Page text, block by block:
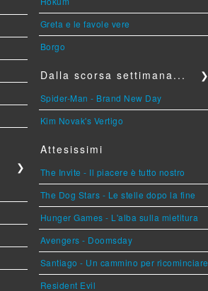
❯
Greta e le favole vere
Borgo
Dalla scorsa settimana... ❯
Spider-Man - Brand New Day
Kim Novak's Vertigo
Attesissimi
The Invite - Il piacere è tutto nostro
The Dog Stars - Le stelle dopo la fine
Hunger Games - L'alba sulla mietitura
Avengers - Doomsday
Santiago - Un cammino per ricominciare
Resident Evil